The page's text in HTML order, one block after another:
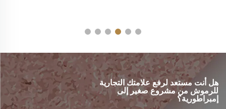
هل أنت مستعد لرفع علامتك التجارية
للرموش من مشروع صغير إلى
إمبراطورية؟